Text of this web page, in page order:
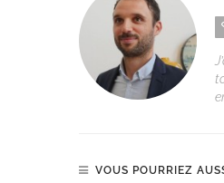
VOUS POURRIEZ